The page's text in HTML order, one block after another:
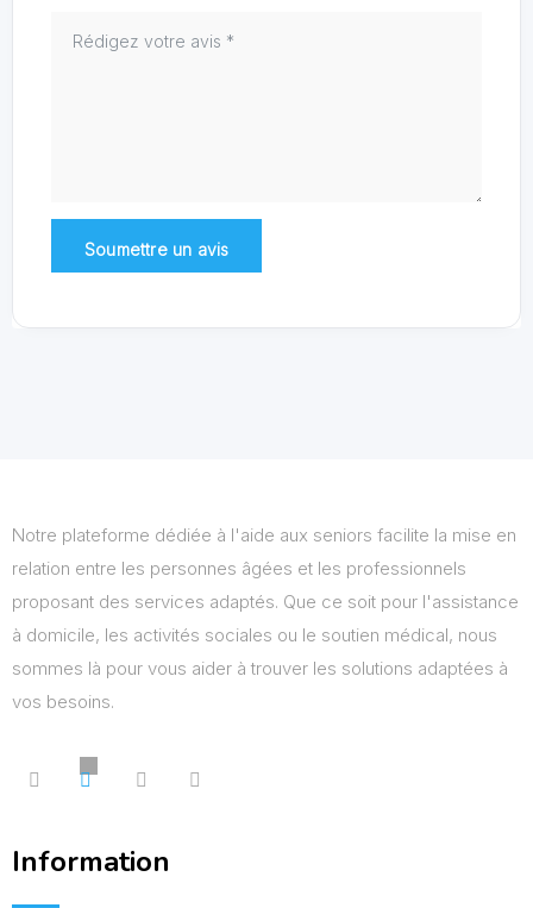
Notre plateforme dédiée à l'aide aux seniors facilite la mise en
relation entre les personnes âgées et les professionnels
proposant des services adaptés. Que ce soit pour l'assistance
à domicile, les activités sociales ou le soutien médical, nous
sommes là pour vous aider à trouver les solutions adaptées à
vos besoins.
Information